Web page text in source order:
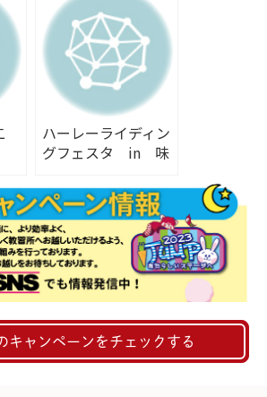
ハーレーライディン
グフェスタ in 味
（2014.4.20）
キャンペーンをチェックする